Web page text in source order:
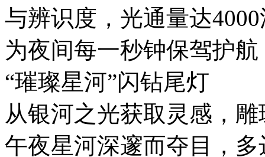
与辨识度，光通量达4000
为夜间每一秒钟保驾护航
“璀璨星河”闪钻尾灯
从银河之光获取灵感，
午夜星河深邃而夺目，